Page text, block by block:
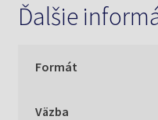
Ďalšie
Formát
Väzba